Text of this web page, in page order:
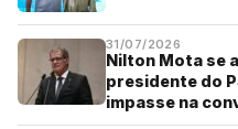
31/07/2026
Nilton Mota se
presidente do
impasse na